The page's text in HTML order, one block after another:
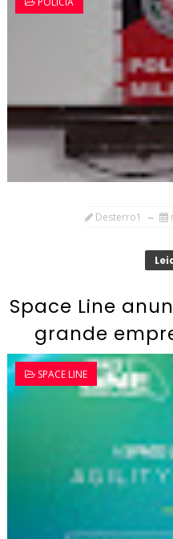
Desterro1
Space Line
grande
SPACE LINE